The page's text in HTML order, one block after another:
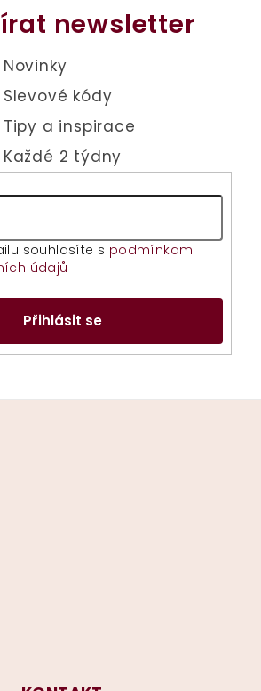
newsletter
souhlasíte s podmínkami
údajů
Přihlásit se